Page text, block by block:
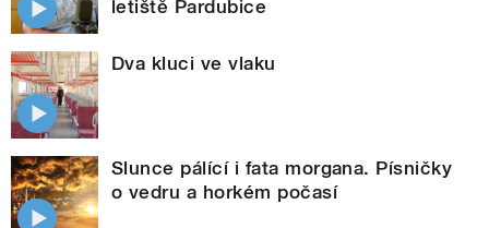
letiště Pardubice
Dva kluci ve vlaku
Slunce pálící i fata morgana. Písničky
o vedru a horkém počasí